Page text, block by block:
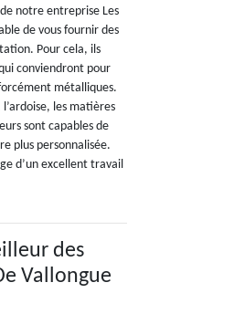
notre entreprise Les
de vous fournir des
Pour cela, ils
conviendront pour
métalliques.
les matières
sont capables de
plus personnalisée.
d’un excellent travail
des
Vallongue